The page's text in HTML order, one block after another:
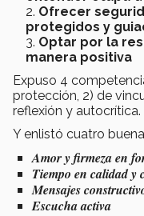
Ofrecer
protegidos y
Optar por la
manera positiva
Expuso 4
protección, 2) de
reflexión y autocrítica.
Y enlistó cuatro
Amor y firmeza en
Tiempo en calidad y
Mensajes
Escucha activa